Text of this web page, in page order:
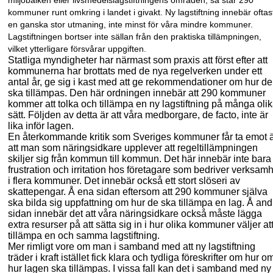
kommuner runt omkring i landet i givakt. Ny lagstiftning innebär
en ganska stor utmaning, inte minst för våra mindre kommuner.
Lagstiftningen bortser inte sällan från den praktiska tillämpningen,
vilket ytterligare försvårar uppgiften.
Statliga myndigheter har närmast som praxis att först efter att
kommunerna har brottats med de nya regelverken under ett
antal år, ge sig i kast med att ge rekommendationer om hur de
ska tillämpas. Den här ordningen innebär att 290 kommuner
kommer att tolka och tillämpa en ny lagstiftning på många
sätt. Följden av detta är att våra medborgare, de facto, inte är
lika inför lagen.
En återkommande kritik som Sveriges kommuner får ta emot
att man som näringsidkare upplever att regeltillämpningen
skiljer sig från kommun till kommun. Det här innebär inte bara
frustration och irritation hos företagare som bedriver
i flera kommuner. Det innebär också ett stort slöseri av
skattepengar. Å ena sidan eftersom att 290 kommuner själva
ska bilda sig uppfattning om hur de ska tillämpa en lag. Å
sidan innebär det att våra näringsidkare också måste lägga
extra resurser på att sätta sig in i hur olika kommuner väljer att
tillämpa en och samma lagstiftning.
Mer rimligt vore om man i samband med att ny lagstiftning
träder i kraft istället fick klara och tydliga föreskrifter om hur
hur lagen ska tillämpas. I vissa fall kan det i samband med ny